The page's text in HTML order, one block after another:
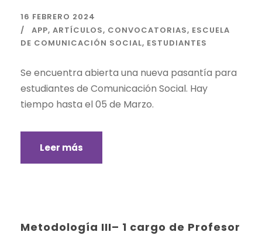
16 FEBRERO 2024
APP, ARTÍCULOS, CONVOCATORIAS, ESCUELA
DE COMUNICACIÓN SOCIAL, ESTUDIANTES
Se encuentra abierta una nueva pasantía para
estudiantes de Comunicación Social. Hay
tiempo hasta el 05 de Marzo.
Leer más
Metodología III– 1 cargo de Profesor